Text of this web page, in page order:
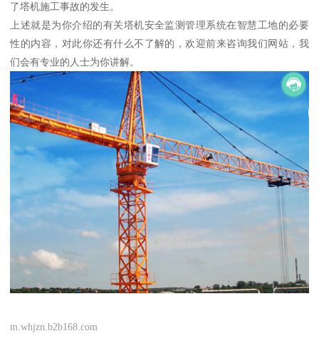
了塔机施工事故的发生。
上述就是为你介绍的有关塔机安全监测管理系统在智慧工地的必要
性的内容，对此你还有什么不了解的，欢迎前来咨询我们网站，我
们会有专业的人士为你讲解。
m.whjzn.b2b168.com